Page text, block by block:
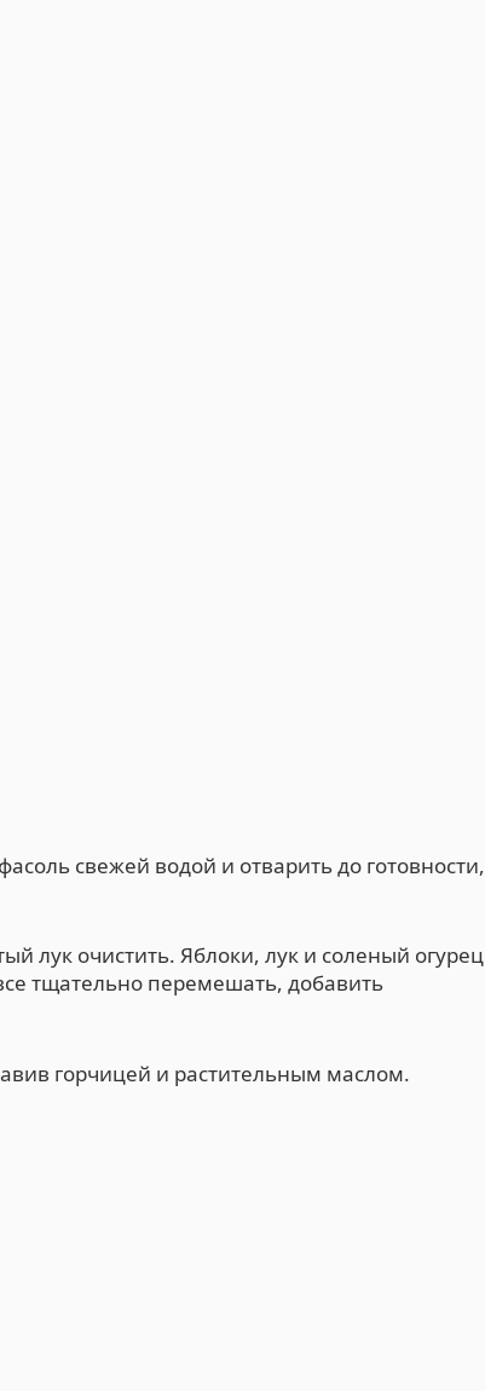
свежей водой и отварить до готовности,
лук очистить. Яблоки, лук и соленый огурец
тщательно перемешать, добавить
горчицей и растительным маслом.